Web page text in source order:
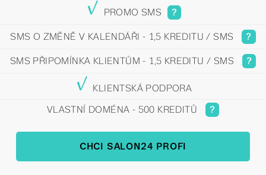
y PROMO SMS ?
SMS O ZMĚNĚ V KALENDÁŘI - 1,5 KREDITU / SMS ?
SMS PŘIPOMÍNKA KLIENTŮM - 1,5 KREDITU / SMS ?
y KLIENTSKÁ PODPORA
VLASTNÍ DOMÉNA - 500 KREDITŮ ?
CHCI SALON24 PROFI